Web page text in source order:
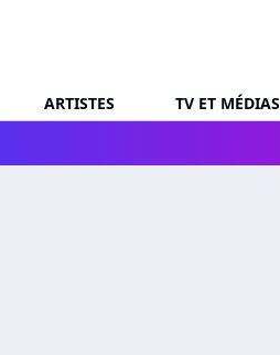
ARTISTES TV ET MÉDIAS